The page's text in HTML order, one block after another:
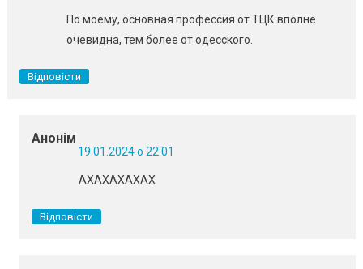
По моему, основная профессия от ТЦК вполне
очевидна, тем более от одесского.
Відповісти
Анонім
19.01.2024 о 22:01
АХАХАХАХАХ
Відповісти